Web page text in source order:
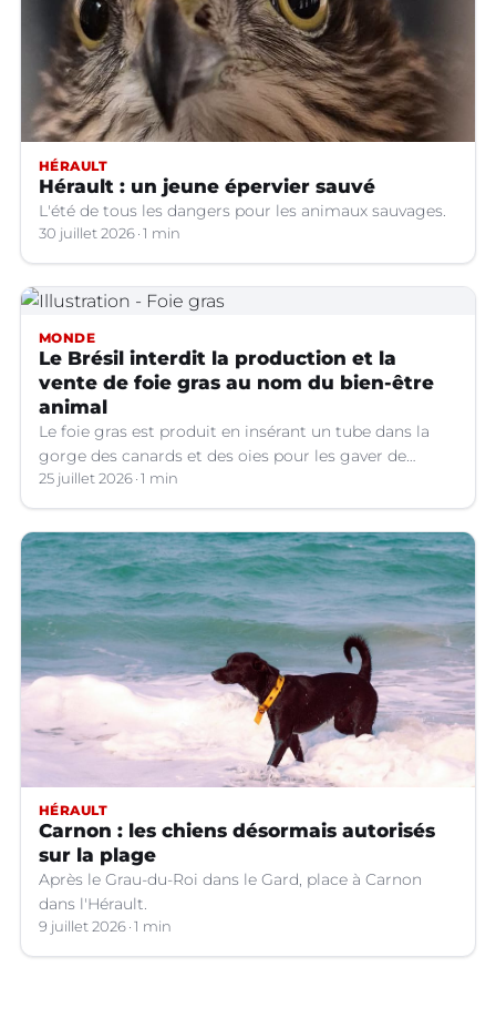
HÉRAULT
Hérault : un jeune épervier sauvé
L'été de tous les dangers pour les animaux sauvages.
30 juillet 2026 1 min
MONDE
Le Brésil interdit la production et la
vente de foie gras au nom du bien-être
animal
Le foie gras est produit en insérant un tube dans la
gorge des canards et des oies pour les gaver de
grandes quantités de nourriture, ce qui provoque une
hypertrophie rapide du foie, organe dont on tire le
produit.
25 juillet 2026 1 min
HÉRAULT
Carnon : les chiens désormais autorisés
sur la plage
Après le Grau-du-Roi dans le Gard, place à Carnon
dans l'Hérault.
9 juillet 2026 1 min